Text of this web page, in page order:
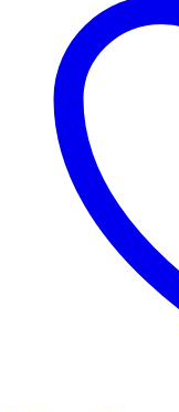
Optionen
können
Produktseite
gewählt
werden